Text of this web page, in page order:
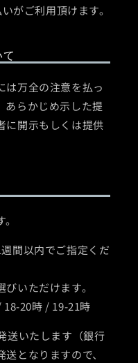
がご利用頂けます。
は万全の注意を払っ
あらかじめ示した提
に開示もしくは提供
間以内でご指定くだ
いただけます。
20時 / 19-21時
送いたします（銀行
となりますので、